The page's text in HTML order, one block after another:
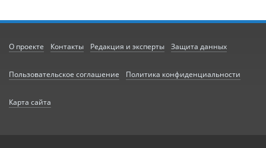
О проекте Контакты Редакция и эксперты Защита данных
Пользовательское соглашение Политика конфиденциальности
Карта сайта